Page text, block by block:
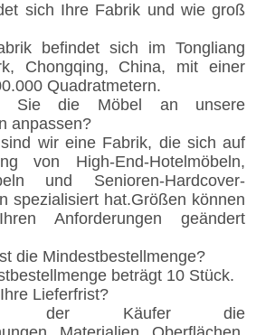
sich Ihre Fabrik und wie groß
befindet sich im Tongliang
Chongqing, China, mit einer
Quadratmetern.
Sie die Möbel an unsere
anpassen?
wir eine Fabrik, die sich auf
von High-End-Hotelmöbeln,
und Senioren-Hardcover-
spezialisiert hat.Größen können
Anforderungen geändert
die Mindestbestellmenge?
beträgt 10 Stück.
Lieferfrist?
der Käufer die